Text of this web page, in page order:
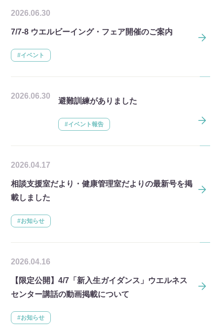
2026.06.30
7/7-8 ウエルビーイング・フェア開催のご案内
#イベント
2026.06.30
避難訓練がありました
#イベント報告
2026.04.17
相談支援室だより・健康管理室だよりの最新号を掲
載しました
#お知らせ
2026.04.16
【限定公開】4/7「新入生ガイダンス」ウエルネス
センター講話の動画掲載について
#お知らせ